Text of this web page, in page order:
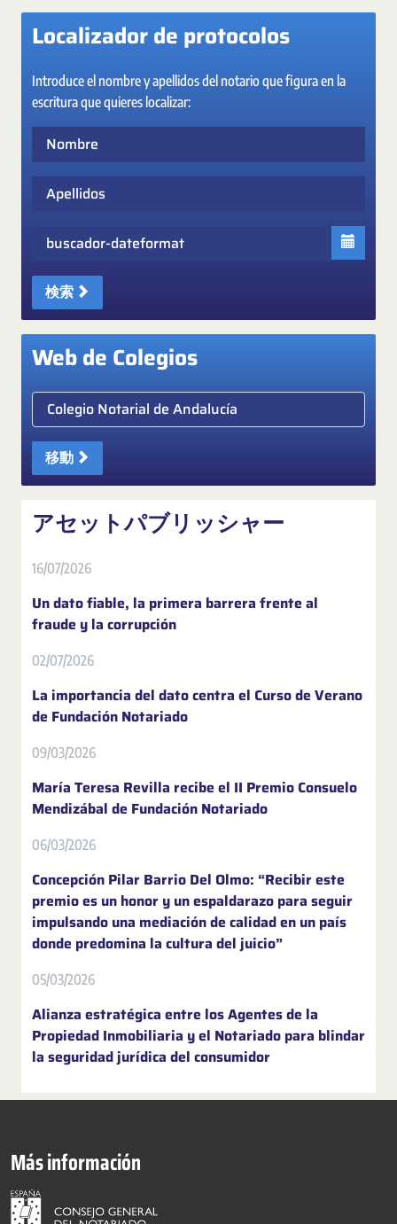
Localizador de protocolos
Introduce el nombre y apellidos del notario que figura en la
escritura que quieres localizar:
Apellidos
Fecha
検索
Web de Colegios
Elige colegio notarial
移動
アセットパブリッシャー
16/07/2026
Un dato fiable, la primera barrera frente al
fraude y la corrupción
02/07/2026
La importancia del dato centra el Curso de Verano
de Fundación Notariado
09/03/2026
María Teresa Revilla recibe el II Premio Consuelo
Mendizábal de Fundación Notariado
06/03/2026
Concepción Pilar Barrio Del Olmo: “Recibir este
premio es un honor y un espaldarazo para seguir
impulsando una mediación de calidad en un país
donde predomina la cultura del juicio”
05/03/2026
Alianza estratégica entre los Agentes de la
Propiedad Inmobiliaria y el Notariado para blindar
la seguridad jurídica del consumidor
Más información